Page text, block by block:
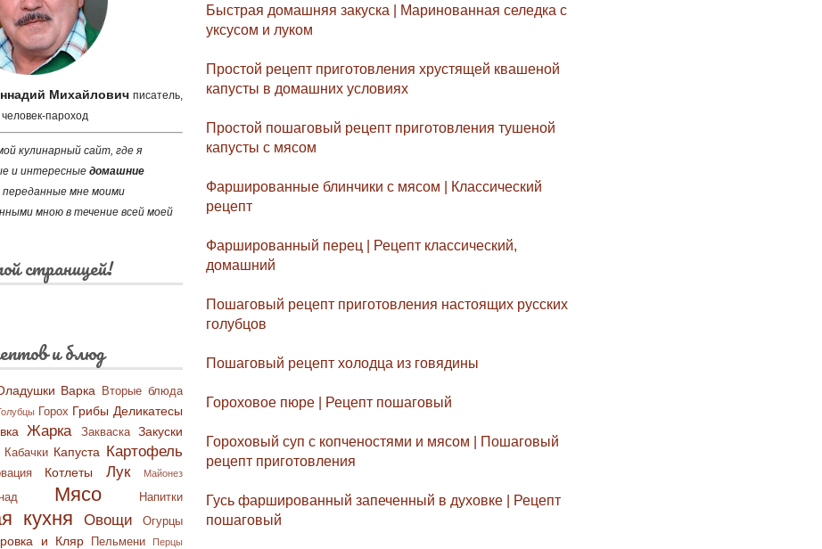
Быстрая домашняя закуска | Маринованная селедка с
уксусом и луком
Простой рецепт приготовления хрустящей квашеной
капусты в домашних условиях
Простой пошаговый рецепт приготовления тушеной
капусты с мясом
Фаршированные блинчики с мясом | Классический
рецепт
Фаршированный перец | Рецепт классический,
домашний
Пошаговый рецепт приготовления настоящих русских
голубцов
Пошаговый рецепт холодца из говядины
Гороховое пюре | Рецепт пошаговый
Гороховый суп с копченостями и мясом | Пошаговый
рецепт приготовления
Гусь фаршированный запеченный в духовке | Рецепт
пошаговый
Михайлович писатель,
человек-пароход
кулинарный сайт, где я
и интересные домашние
, переданные мне моими
мною в течение всей моей
страницей!
и блюд
Варка Вторые блюда
Горох Грибы Деликатесы
Жарка Закваска
Закуски
Кабачки Капуста Картофель
Котлеты Лук Майонез
Мясо Напитки
кухня Овощи Огурцы
и Кляр Пельмени
Перцы